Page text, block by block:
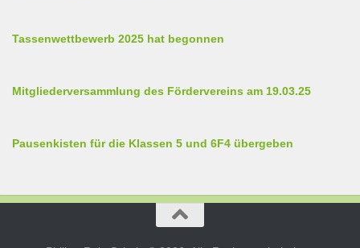
Tassenwettbewerb 2025 hat begonnen
Mitgliederversammlung des Fördervereins am 19.03.25
Pausenkisten für die Klassen 5 und 6F4 übergeben